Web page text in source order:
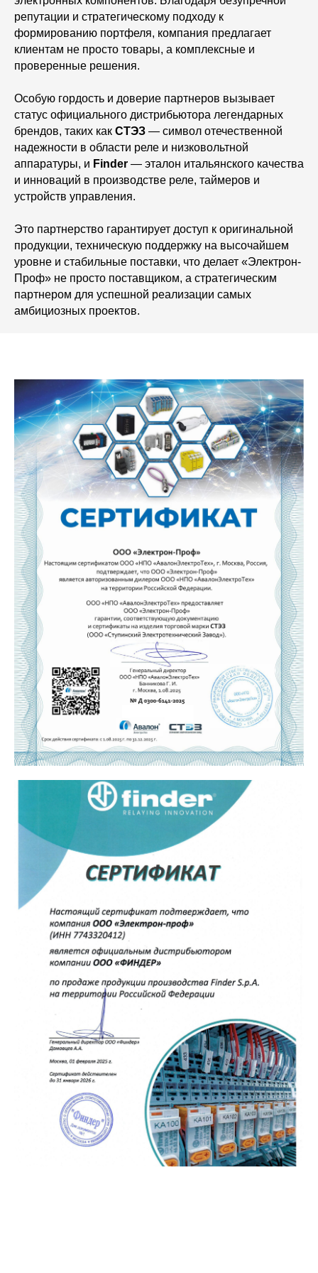
репутации и стратегическому подходу к
формированию портфеля, компания предлагает
клиентам не просто товары, а комплексные и
проверенные решения.
Особую гордость и доверие партнеров вызывает
статус официального дистрибьютора легендарных
брендов, таких как СТЭЗ — символ отечественной
надежности в области реле и низковольтной
аппаратуры, и Finder — эталон итальянского качества
и инноваций в производстве реле, таймеров и
устройств управления.
Это партнерство гарантирует доступ к оригинальной
продукции, техническую поддержку на высочайшем
уровне и стабильные поставки, что делает «Электрон-
Проф» не просто поставщиком, а стратегическим
партнером для успешной реализации самых
амбициозных проектов.